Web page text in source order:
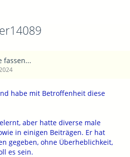
fassen...
habe mit Betroffenheit diese
aber hatte diverse male
in einigen Beiträgen. Er hat
gegeben, ohne Überheblichkeit,
es sein.